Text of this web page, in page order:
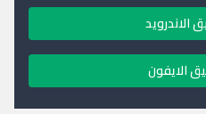
الاندرويد
الايفون